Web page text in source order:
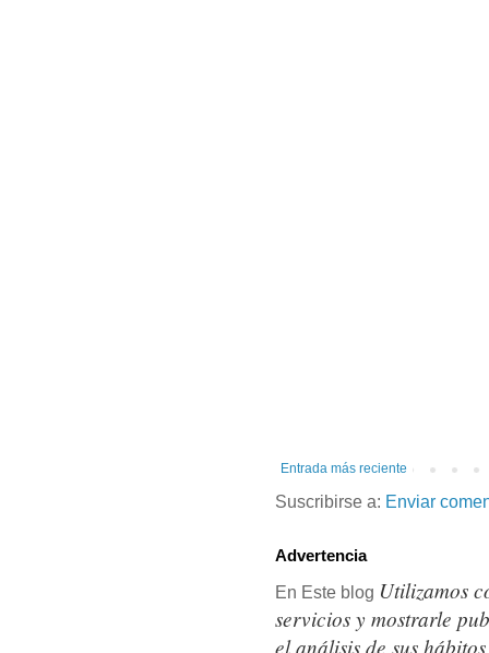
Entrada más reciente
Suscribirse a: Enviar
Advertencia
En Este blog Utilizamos
servicios y mostrarle
el análisis de sus